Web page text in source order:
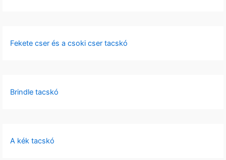
Fekete cser és a csoki cser tacskó
Brindle tacskó
A kék tacskó